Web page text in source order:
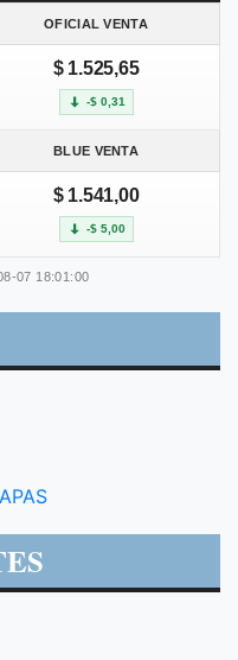
OFICIAL VENTA
$ 1.525,65
-$ 0,31
BLUE VENTA
$ 1.541,00
-$ 5,00
07 18:01:00